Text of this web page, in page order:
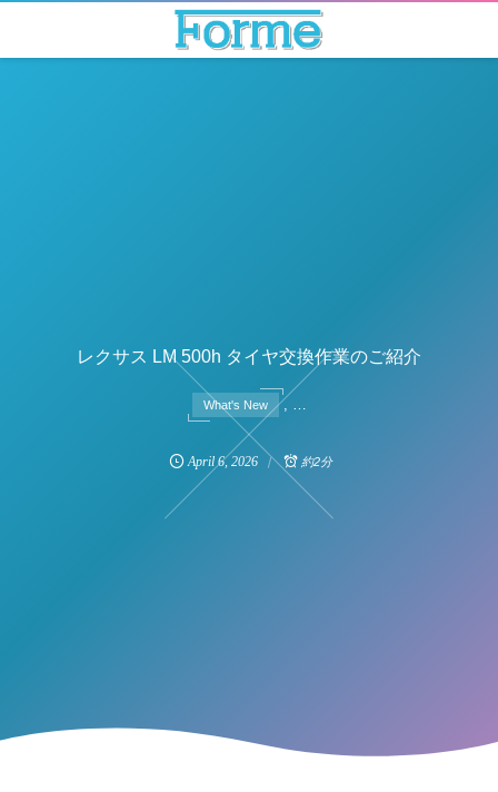
レクサス LM 500h タイヤ交換作業のご紹介
What's New , …
April 6,2026 約2分